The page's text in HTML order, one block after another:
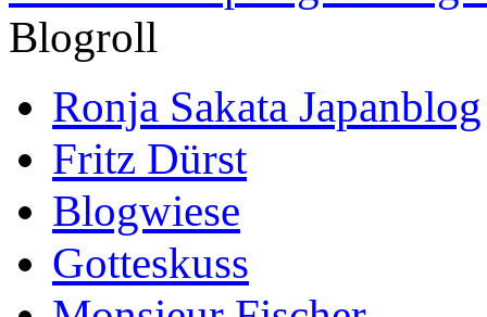
Blogroll
Ronja Sakata Japanblog
Fritz Dürst
Blogwiese
Gotteskuss